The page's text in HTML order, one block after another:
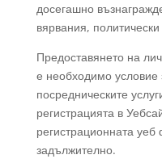
досегашно
вярвания,
Предоставянето на
е необходимо условие
посредническите
регистрацията в
регистрационната
задължително.